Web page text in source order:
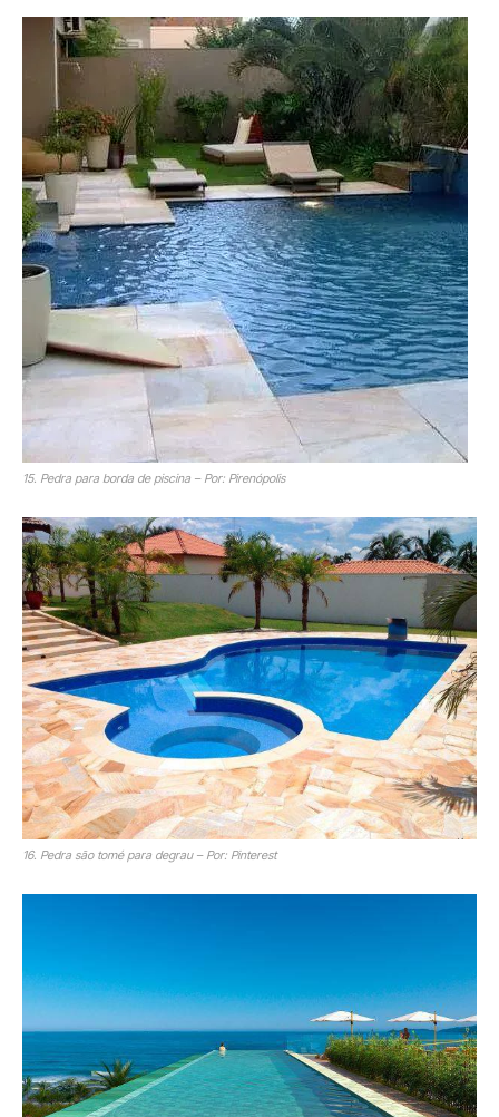
15. Pedra para borda de piscina – Por: Pirenópolis
16. Pedra são tomé para degrau – Por: Pinterest